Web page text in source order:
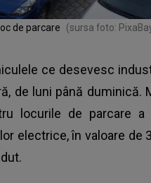
de parcare (sursa foto:
ce desevesc
de luni până duminică.
locurile de parcare
electrice, în valoare de